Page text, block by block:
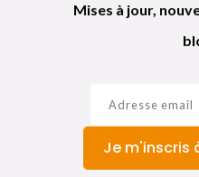
Mises à jour,
Je m'inscris